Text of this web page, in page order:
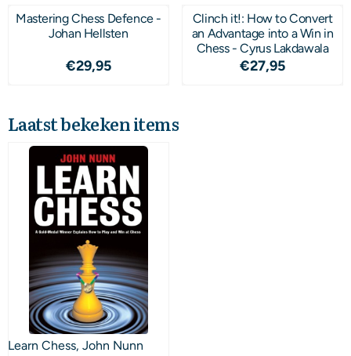
Mastering Chess Defence -
Johan Hellsten
Prijs: 29,95
€29,95
Clinch it!: How to Convert
an Advantage into a Win in
Chess - Cyrus Lakdawala
Prijs: 27,95
€27,95
Laatst bekeken items
Learn Chess, John Nunn